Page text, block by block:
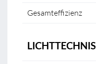
Gesamteffizienz